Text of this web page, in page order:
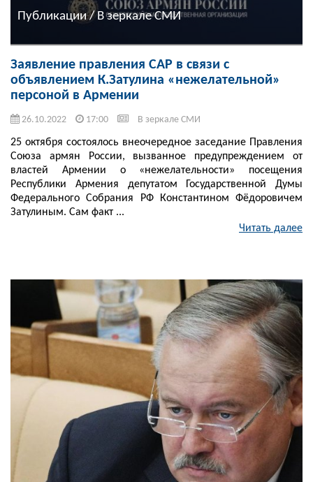
Публикации / В зеркале СМИ
Заявление правления САР в связи с
объявлением К.Затулина «нежелательной»
персоной в Армении
26.10.2022 17:00 В зеркале СМИ
25 октября состоялось внеочередное заседание Правления
Союза армян России, вызванное предупреждением от
властей Армении о «нежелательности» посещения
Республики Армения депутатом Государственной Думы
Федерального Собрания РФ Константином Фёдоровичем
Затулиным. Сам факт ...
Читать далее